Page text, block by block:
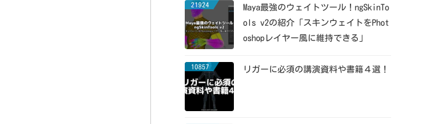
21924
Maya最強のウェイトツール！ngSkinTo
ols v2の紹介「スキンウェイトをPhot
oshopレイヤー風に維持できる」
10857 リガーに必須の講演資料や書籍４選！